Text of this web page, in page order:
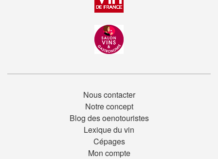
Nous contacter
Notre concept
Blog des oenotouristes
Lexique du vin
Cépages
Mon compte